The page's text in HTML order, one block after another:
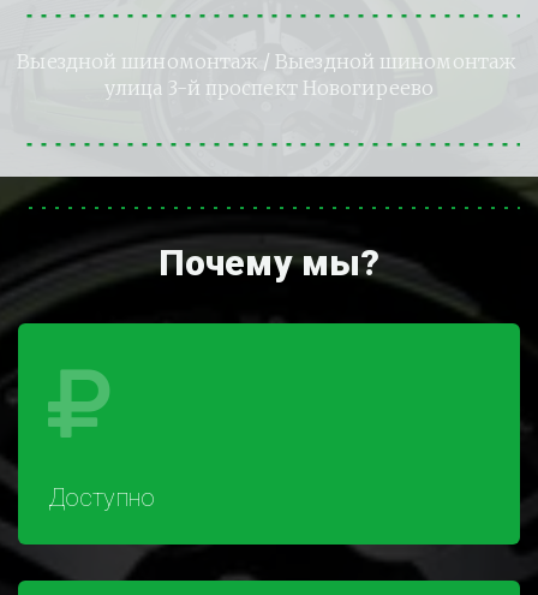
Выездной шиномонтаж / Выездной шиномонтаж
улица 3-й проспект Новогиреево
Почему мы?
Доступно